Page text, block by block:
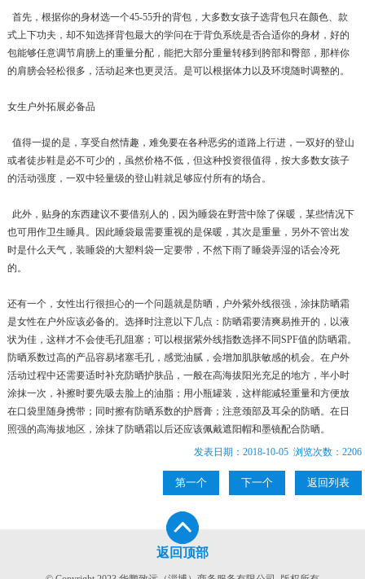
首先，根据你的身材选一个45-55升的背包，大多数女孩子选背包只在颜色、款
式上下功夫，却不知选择背包最大的学问在于背负系统是否合适你的身材，好的
包能够任意调节肩膀上的重量分配，能把大部分重量转移到胯部和臀部，那样你
的肩膀会轻松很多，活动起来也更灵活。是可以根据体力以及环境随时调整的。
女生户外拓展必备品
值得一提的是，享受自然情趣，难免要在各种恶劣的道路上行进，一双好的登山
或者徒步鞋是必不可少的，虽然价格不低，但这种投资很值得，按大多数女孩子
的活动强度，一双中轻量级的登山鞋就足够应付所有的场合。
此外，贴身的东西建议不要借别人的，因为睡袋在野营中除了保暖，某些情况下
也可用作卫生睡具。因此睡袋最需要重视的是保暖，其次是重量，另外不管出发
时是什么天气，装睡袋的大塑料袋一定要带，不然下雨了睡袋弄湿的话会冷死
的。
还有一个，女性出行很担心的一个问题就是防晒，户外紫外线很强，涂抹防晒霜
是女性在户外应该必备的。选择时注意以下几点：防晒霜要清爽易推开的，以液
状为佳，这样才不会使毛孔阻塞；可以根据紫外线指数选择不同SPF值的防晒霜。
防晒系数过高的产品容易堵塞毛孔，感觉油腻，会增加肌肤敏感的机会。在户外
活动过程中还需要适时补充防晒护肤品，一般在高海拔阳光充足的地方，半小时
涂抹一次，补擦时要先吸去脸上的油脂；用小瓶罐装，这样能减轻重量和方便放
在口袋里随身携带；同时擦有防晒系数的护唇膏；注意颈部及耳朵的防晒。在日
照强的高海拔地区，涂抹了防晒霜以后还应该佩戴遮阳帽和墨镜配合防晒。
发表日期：2018-10-05 浏览次数：2206
第一个 下一个 返回列表
返回顶部